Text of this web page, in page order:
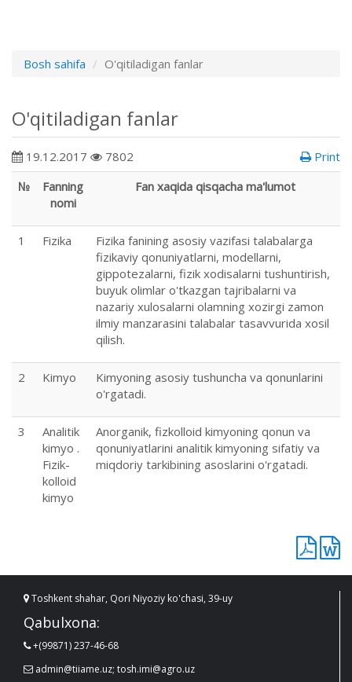
Bosh sahifa O'qitiladigan fanlar
O'qitiladigan fanlar
19.12.2017 7802
Print
№
Fanning
nomi
Fan xaqida qisqacha ma'lumot
1 Fizika
Fizika fanining asosiy vazifasi talabalarga
fizikaviy qonuniyatlarni, modellarni,
gippotezalarni, fizik xodisalarni tushuntirish,
buyuk olimlar o'tkazgan tajribalarni va
nazariy xulosalarni olamning xozirgi zamon
ilmiy manzarasini talabalar tasavvurida xosil
qilish.
2 Kimyo
Kimyoning asosiy tushuncha va qonunlarini
o'rgatadi.
3
Analitik
kimyo .
Fizik-
kolloid
kimyo
Anorganik, fizkolloid kimyoning qonun va
qonuniyatlarini analitik kimyoning sifatiy va
miqdoriy tarkibining asoslarini o'rgatadi.
Toshkent shahar, Qori Niyoziy ko'chasi, 39-uy
Qabulxona:
+(99871) 237-46-68
admin@tiiame.uz; tosh.imi@agro.uz